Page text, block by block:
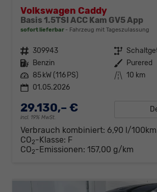
Volkswagen Caddy
Basis 1.5TSI ACC Kam GV5 App
sofort lieferbar Fahrzeug mit Tageszulassung
Fahrzeugnr. 309943 Getriebe
Kraftstoff Benzin Außenfarbe Purered
Leistung 85 kW (116 PS) Kilometerstand 10 km
01.05.2026
29.130,– €
incl. 19% MwSt.
Verbrauch kombiniert: 6,90 l/100km
CO2-Klasse: F
CO2-Emissionen: 157,00 g/km